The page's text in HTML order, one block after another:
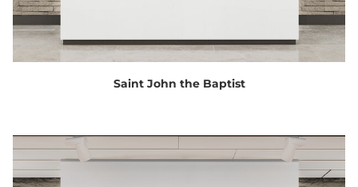
Saint John the Baptist